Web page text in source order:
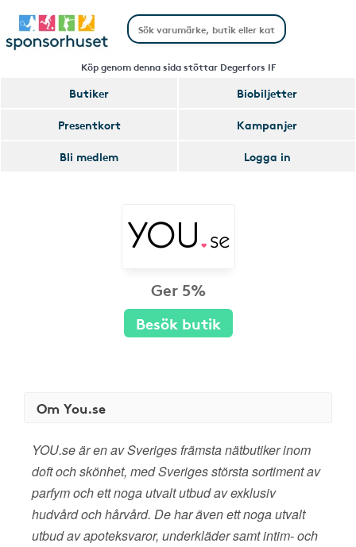
Köp genom denna sida stöttar Degerfors IF
Butiker
Biobiljetter
Presentkort
Kampanjer
Bli medlem
Logga in
Ger 5%
Besök butik
Om You.se
YOU.se är en av Sveriges främsta nätbutiker inom
doft och skönhet, med Sveriges största sortiment av
parfym och ett noga utvalt utbud av exklusiv
hudvård och hårvård. De har även ett noga utvalt
utbud av apoteksvaror, underkläder samt intim- och